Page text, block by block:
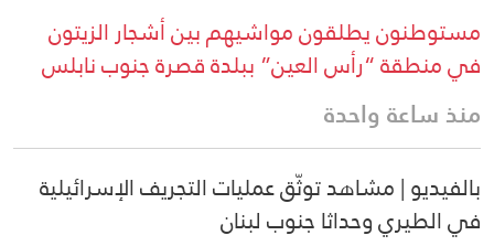
مستوطنون يطلقون مواشيهم بين أشجار الزيتون
في منطقة “رأس العين” ببلدة قصرة جنوب نابلس
منذ ساعة واحدة
بالفيديو | مشاهد توثّق عمليات التجريف الإسرائيلية
في الطيري وحداثا جنوب لبنان